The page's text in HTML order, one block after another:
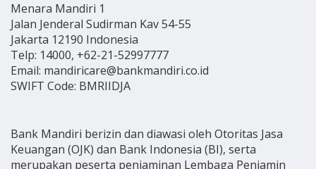
Menara Mandiri 1
Jalan Jenderal Sudirman Kav 54-55
Jakarta 12190 Indonesia
Telp: 14000, +62-21-52997777
Email: mandiricare@bankmandiri.co.id
SWIFT Code: BMRIIDJA
Bank Mandiri berizin dan diawasi oleh Otoritas Jasa
Keuangan (OJK) dan Bank Indonesia (BI), serta
merupakan peserta penjaminan Lembaga Penjamin